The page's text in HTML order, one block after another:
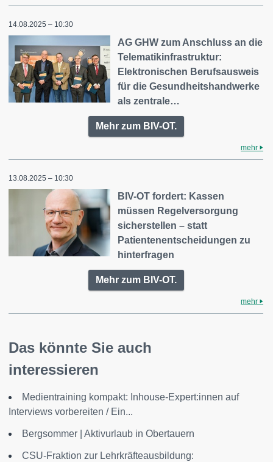
14.08.2025 – 10:30
AG GHW zum Anschluss an die
Telematikinfrastruktur:
Elektronischen Berufsausweis
für die Gesundheitshandwerke
als zentrale…
Mehr zum BIV-OT.
mehr
13.08.2025 – 10:30
BIV-OT fordert: Kassen
müssen Regelversorgung
sicherstellen – statt
Patientenentscheidungen zu
hinterfragen
Mehr zum BIV-OT.
mehr
Das könnte Sie auch
interessieren
Medientraining kompakt: Inhouse-Expert:innen auf
Interviews vorbereiten / Ein...
Bergsommer | Aktivurlaub in Obertauern
CSU-Fraktion zur Lehrkräfteausbildung: